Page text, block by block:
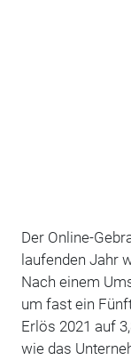
Der Online-
laufenden Jahr
Nach einem
um fast ein
Erlös 2021 auf
wie das